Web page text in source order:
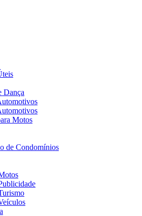
Dança
Motos
de Condomínios